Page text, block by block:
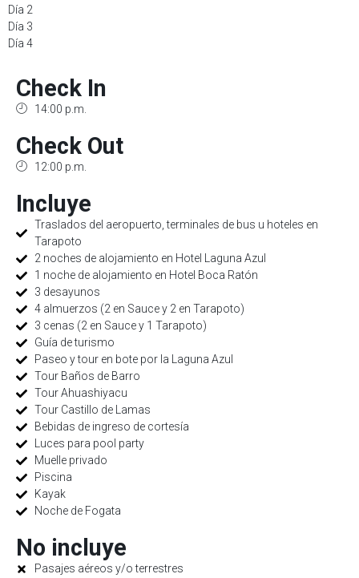
Día 2
Día 3
Día 4
Check In
14:00 p.m.
Check Out
12:00 p.m.
Incluye
Traslados del aeropuerto, terminales de bus u hoteles en
Tarapoto
2 noches de alojamiento en Hotel Laguna Azul
1 noche de alojamiento en Hotel Boca Ratón
3 desayunos
4 almuerzos (2 en Sauce y 2 en Tarapoto)
3 cenas (2 en Sauce y 1 Tarapoto)
Guía de turismo
Paseo y tour en bote por la Laguna Azul
Tour Baños de Barro
Tour Ahuashiyacu
Tour Castillo de Lamas
Bebidas de ingreso de cortesía
Luces para pool party
Muelle privado
Piscina
Kayak
Noche de Fogata
No incluye
Pasajes aéreos y/o terrestres